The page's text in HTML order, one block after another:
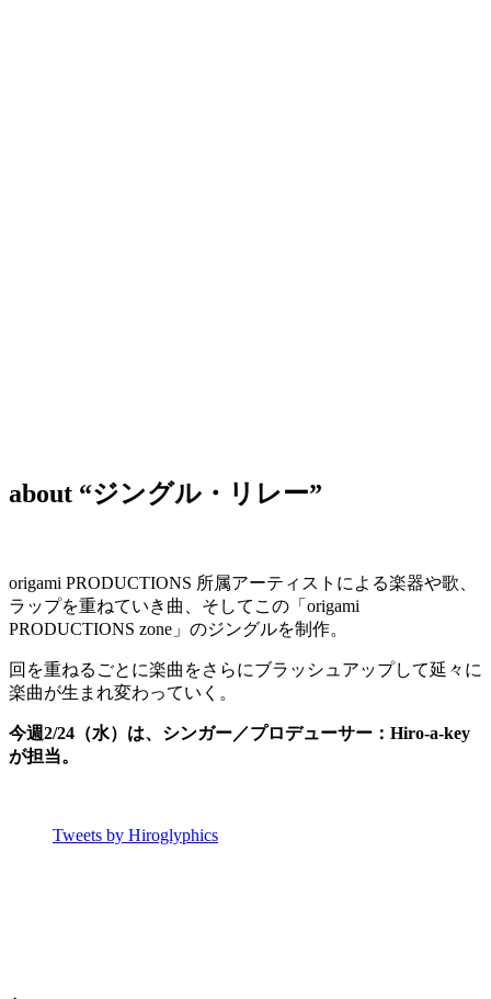
about “ジングル・リレー”
origami PRODUCTIONS 所属アーティストによる楽器や歌、
ラップを重ねていき曲、そしてこの「origami
PRODUCTIONS zone」のジングルを制作。
回を重ねるごとに楽曲をさらにブラッシュアップして延々に
楽曲が生まれ変わっていく。
今週2/24（水）は、 シンガー／プロデューサー：Hiro-a-key
が担当。
Tweets by Hiroglyphics